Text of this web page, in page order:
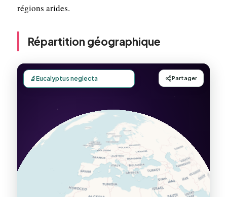
régions arides.
Répartition géographique